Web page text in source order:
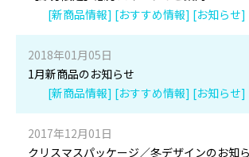
[新商品情報] [おすすめ情報] [お知らせ]
2018年01月05日
1月新商品のお知らせ
[新商品情報] [おすすめ情報] [お知らせ]
2017年12月01日
クリスマスパッケージ／冬デザインのお知